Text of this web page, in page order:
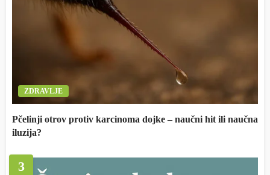
ZDRAVLJE
Pčelinji otrov protiv karcinoma dojke – naučni hit ili naučna
iluzija?
3